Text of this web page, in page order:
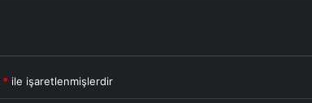
* ile işaretlenmişlerdir